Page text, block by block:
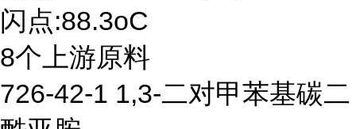
闪点:88.3oC
8个上游原料
726-42-1 1,3-二对甲苯基碳二